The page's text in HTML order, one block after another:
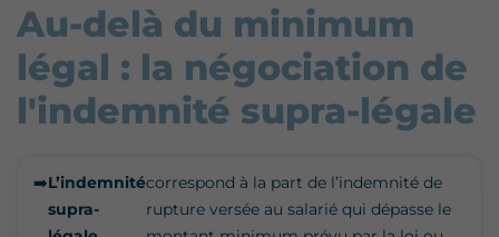
Au-delà du minimum
légal : la négociation de
l'indemnité supra-légale
➡️L’indemnité
supra-
correspond à la part de l’indemnité de
rupture versée au salarié qui dépasse le